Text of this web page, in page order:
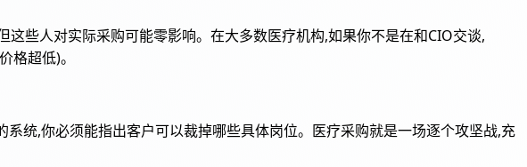
些人对实际采购可能零影响。在大多数医疗机构,如果你不是在和CIO交谈,
格超低)。
统,你必须能指出客户可以裁掉哪些具体岗位。医疗采购就是一场逐个攻坚战,充